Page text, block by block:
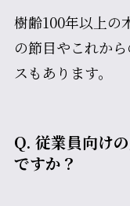
樹齢100年以上の
の節目やこれか
スもあります。
Q. 従業員向け
ですか？